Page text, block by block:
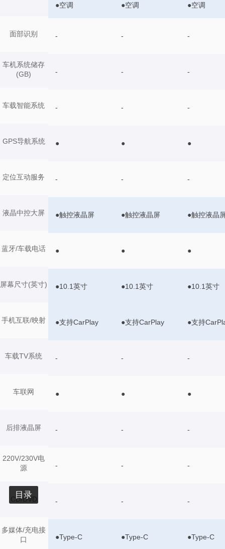
面部识别
车机系统储存
(GB)
车载智能系统
GPS导航系统
定位互动服务
液晶中控大屏
蓝牙/车载电话
屏幕尺寸(英寸)
手机互联/映射
车载TV系统
车联网
后排液晶屏
220V/230V电
源
CD/DVD
多媒体/充电接
口
●空调
●空调
●空调
- - -
- - -
- - -
● ● ●
- - -
●触控液晶屏 ●触控液晶屏 ●触控液晶
● ● ●
●10.1英寸 ●10.1英寸 ●10.1英寸
●支持CarPlay ●支持CarPlay ●支持
- - -
● ● ●
- - -
- - -
- - -
●Type-C ●Type-C ●Type-C
目录